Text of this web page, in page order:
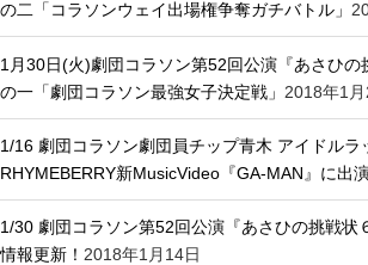
の二「コラソンウェイ出場権争奪ガチバトル」
1月30日(火)劇団コラソン第52回公演『あさひの
の一「劇団コラソン最強女子決定戦」 2018年1月
1/16 劇団コラソン劇団員チップ青木 アイドルラ
RHYMEBERRY新MusicVideo『GA-MAN』に出
1/30 劇団コラソン第52回公演『あさひの挑戦状
情報更新！ 2018年1月14日